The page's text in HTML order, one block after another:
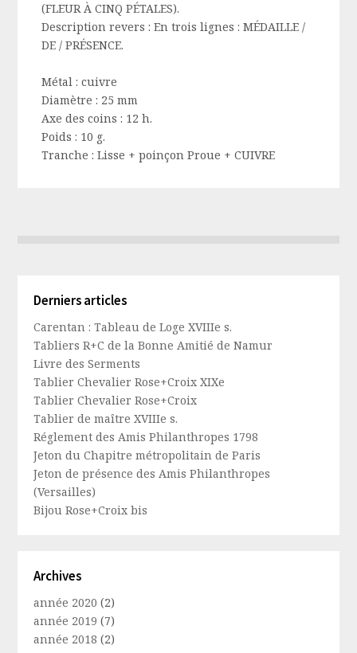
(FLEUR À CINQ PÉTALES).
Description revers :En trois lignes : MÉDAILLE /
DE / PRÉSENCE.
Métal :cuivre
Diamètre : 25 mm
Axe des coins : 12 h.
Poids : 10 g.
Tranche :Lisse + poinçon Proue + CUIVRE
Derniers articles
Carentan : Tableau de Loge XVIIIe s.
Tabliers R+C de la Bonne Amitié de Namur
Livre des Serments
Tablier Chevalier Rose+Croix XIXe
Tablier Chevalier Rose+Croix
Tablier de maître XVIIIe s.
Réglement des Amis Philanthropes 1798
Jeton du Chapitre métropolitain de Paris
Jeton de présence des Amis Philanthropes
(Versailles)
Bijou Rose+Croix bis
Archives
année 2020 (2)
année 2019 (7)
année 2018 (2)